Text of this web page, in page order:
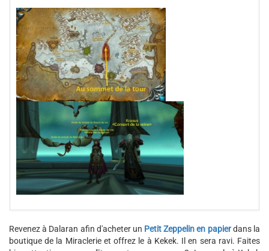
Revenez à Dalaran afin d'acheter un Petit Zeppelin en papierdans la
boutique de la Miraclerie et offrez le à Kekek. Il en sera ravi. Faites